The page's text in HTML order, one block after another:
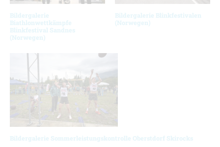
Bildergalerie
Biathlonwettkämpfe
Blinkfestival Sandnes
(Norwegen)
Bildergalerie Blinkfestivalen
(Norwegen)
Bildergalerie Sommerleistungskontrolle Oberstdorf Skirocks